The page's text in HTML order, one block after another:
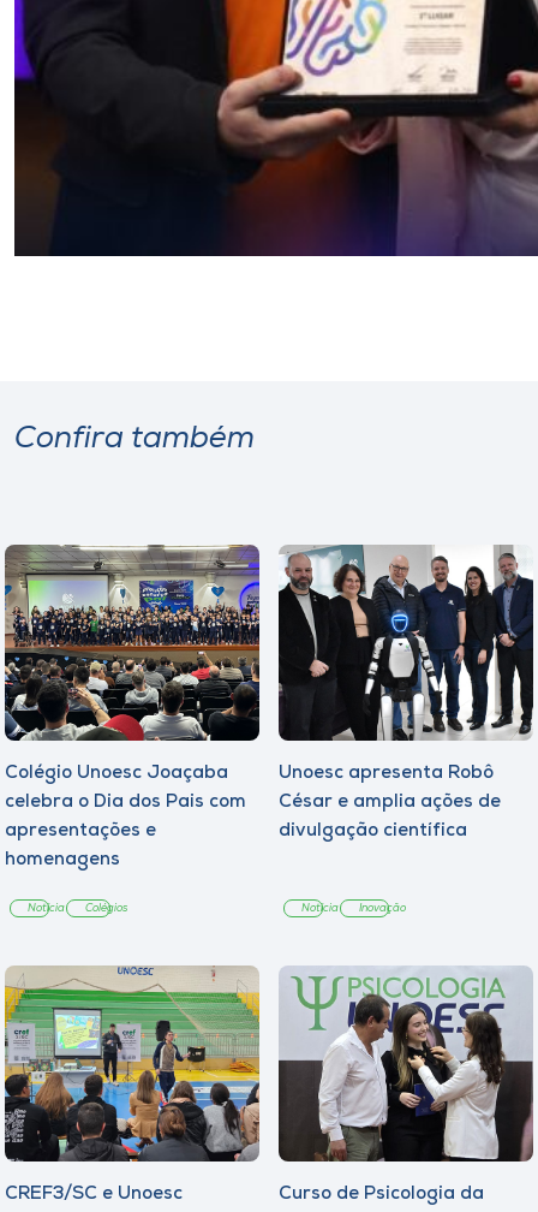
Confira também
Colégio Unoesc Joaçaba
celebra o Dia dos Pais com
apresentações e
homenagens
Notícia Colégios
Unoesc apresenta Robô
César e amplia ações de
divulgação científica
Notícia Inovação
CREF3/SC e Unoesc
Curso de Psicologia da